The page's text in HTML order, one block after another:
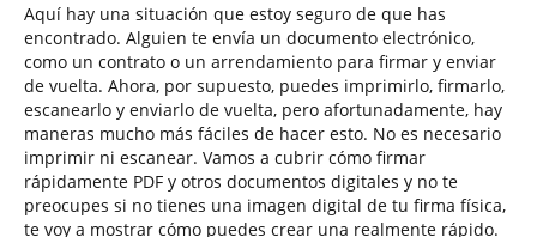
Aquí hay una situación que estoy seguro de que has
encontrado. Alguien te envía un documento electrónico,
como un contrato o un arrendamiento para firmar y enviar
de vuelta. Ahora, por supuesto, puedes imprimirlo, firmarlo,
escanearlo y enviarlo de vuelta, pero afortunadamente, hay
maneras mucho más fáciles de hacer esto. No es necesario
imprimir ni escanear. Vamos a cubrir cómo firmar
rápidamente PDF y otros documentos digitales y no te
preocupes si no tienes una imagen digital de tu firma física,
te voy a mostrar cómo puedes crear una realmente rápido.